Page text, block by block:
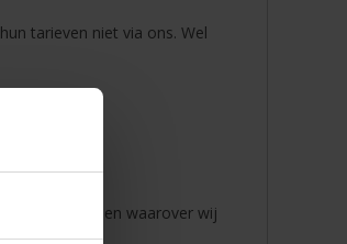
tarieven niet via ons. Wel
de tarieven zien waarover wij